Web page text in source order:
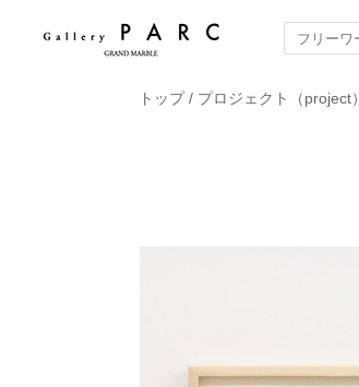
トップ/ プロジェクト（project）